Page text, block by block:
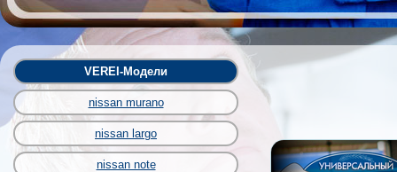
VEREI-Модели
nissan murano
nissan largo
nissan note